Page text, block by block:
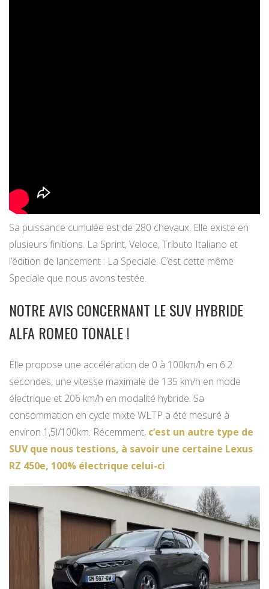
Sa puissance cumulée est de 280 chevaux. Elle existe en
plusieurs finitions. La Sprint, Veloce, Tributo Italiano et
l’édition de lancement : La Speciale. C’est cette même
Speciale que nous avons testée.
NOTRE AVIS CONCERNANT LE SUV HYBRIDE
ALFA ROMEO TONALE !
Elle propose une accélération de 0 à 100km/h en 6.2
secondes, une vitesse maximale de 135 km/h en mode
électrique et 206 km/h en modalité hybride. Sa
consommation en cycle mixte WLTP a été mesuré à
environ 1,5l/100km. Récemment, c’est un autre type de
SUV que nous testions, à savoir une certaine Lexus
RZ 450e, 100% électrique celui-ci.